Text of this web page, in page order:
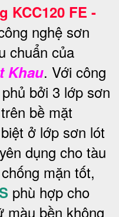
KCC120 FE -
nghệ sơn
chuẩn của
Khau. Với công
bởi 3 lớp sơn
bề mặt
ở lớp sơn lót
dụng cho tàu
mặn tốt,
phù hợp cho
màu bền không